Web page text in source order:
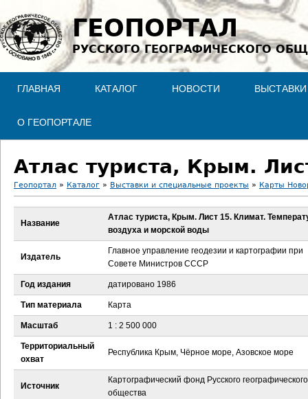
Jump to navigation
ГЕОПОРТАЛ
РУССКОГО ГЕОГРАФИЧЕСКОГО
ГЛАВНАЯ КАТАЛОГ НОВОСТИ ВЫСТАВКИ
О ГЕОПОРТАЛЕ
В
д
е
с
ь
Геопортал » Каталог » Выставки и специальные проекты » Карты
Название
Атлас туриста, Крым. Лист 15. Климат.
воздуха и морской воды
Издатель
Главное управление геодезии и картографии при
Совете Министров СССР
Год издания датировано 1986
Тип материала Карта
Масштаб 1 : 2 500 000
Территориальный
охват
Республика Крым, Чёрное море, Азовское море
Источник
Картографический фонд Русского географического
общества